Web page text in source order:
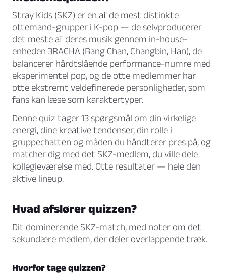
Stray Kids (SKZ) er en af de mest distinkte
ottemand-grupper i K-pop — de selvproducerer
det meste af deres musik gennem in-house-
enheden 3RACHA (Bang Chan, Changbin, Han), de
balancerer hårdtslående performance-numre med
eksperimentel pop, og de otte medlemmer har
otte ekstremt veldefinerede personligheder, som
fans kan læse som karaktertyper.
Denne quiz tager 13 spørgsmål om din virkelige
energi, dine kreative tendenser, din rolle i
gruppechatten og måden du håndterer pres på, og
matcher dig med det SKZ-medlem, du ville dele
kollegieværelse med. Otte resultater — hele den
aktive lineup.
Hvad afslører quizzen?
Dit dominerende SKZ-match, med noter om det
sekundære medlem, der deler overlappende træk.
Hvorfor tage quizzen?